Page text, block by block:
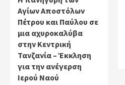
Αγίων Αποστόλων
Πέτρου και Παύλου σε
μια αχυροκαλύβα
στην Κεντρική
Τανζανία – Έκκληση
για την ανέγερση
Ιερού Ναού